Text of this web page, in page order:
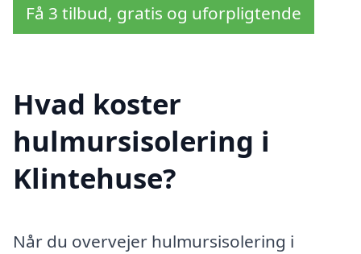
Få 3 tilbud, gratis og uforpligtende
Hvad koster
hulmursisolering i
Klintehuse?
Når du overvejer hulmursisolering i